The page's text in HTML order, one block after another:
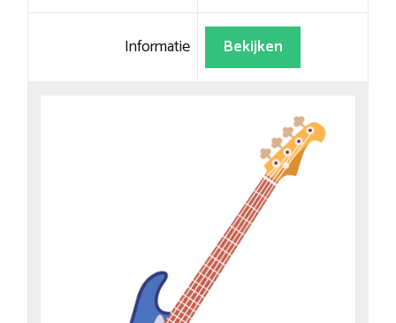
Informatie Bekijken